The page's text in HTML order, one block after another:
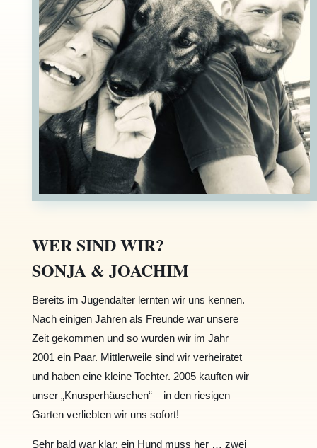
WER SIND WIR?
SONJA & JOACHIM
Bereits im Jugendalter lernten wir uns kennen.
Nach einigen Jahren als Freunde war unsere
Zeit gekommen und so wurden wir im Jahr
2001 ein Paar. Mittlerweile sind wir verheiratet
und haben eine kleine Tochter. 2005 kauften wir
unser „Knusperhäuschen“ – in den riesigen
Garten verliebten wir uns sofort!
Sehr bald war klar: ein Hund muss her … zwei